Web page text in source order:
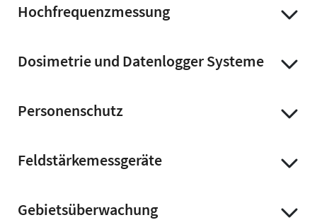
Hochfrequenzmessung
Dosimetrie und Datenlogger Systeme
Personenschutz
Feldstärkemessgeräte
Gebietsüberwachung